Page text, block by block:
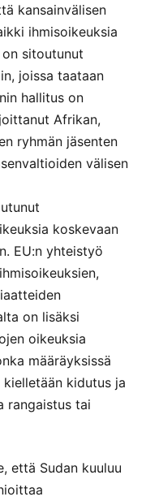
kansainvälisen
ihmisoikeuksia
sitoutunut
joissa taataan
hallitus on
Afrikan,
ryhmän jäsenten
välisen
koskevaan
EU:n yhteistyö
on lisäksi
oikeuksia
määräyksissä
kidutus ja
rangaistus tai
että Sudan kuuluu